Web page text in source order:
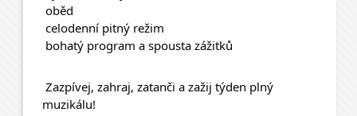
oběd
celodenní pitný režim
bohatý program a spousta zážitků
muzikálu!